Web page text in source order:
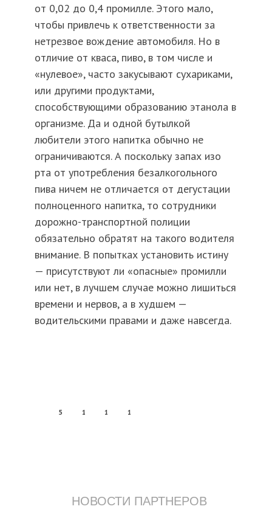
от 0,02 до 0,4 промилле. Этого мало,
чтобы привлечь к ответственности за
нетрезвое вождение автомобиля. Но в
отличие от кваса, пиво, в том числе и
«нулевое», часто закусывают сухариками,
или другими продуктами,
способствующими образованию этанола в
организме. Да и одной бутылкой
любители этого напитка обычно не
ограничиваются. А поскольку запах изо
рта от употребления безалкогольного
пива ничем не отличается от дегустации
полноценного напитка, то сотрудники
дорожно-транспортной полиции
обязательно обратят на такого водителя
внимание. В попытках установить истину
— присутствуют ли «опасные» промилли
или нет, в лучшем случае можно лишиться
времени и нервов, а в худшем —
водительскими правами и даже навсегда.
5 1 1 1
НОВОСТИ ПАРТНЕРОВ